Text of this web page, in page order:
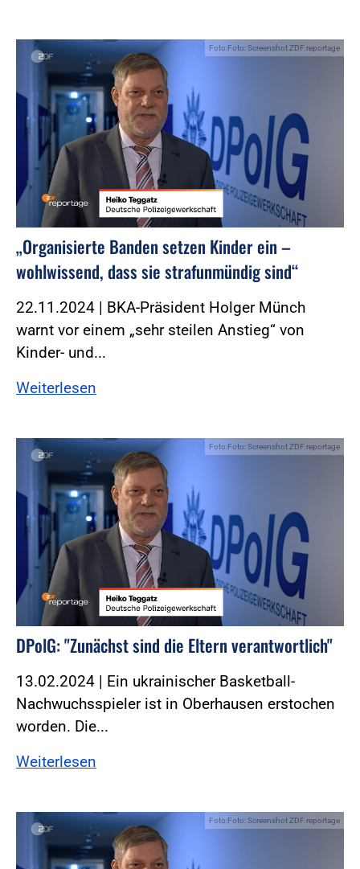
Foto:Foto: Screenshot ZDF.reportage
„Organisierte Banden setzen Kinder ein –
wohlwissend, dass sie strafunmündig sind“
22.11.2024 | BKA-Präsident Holger Münch
warnt vor einem „sehr steilen Anstieg“ von
Kinder- und...
Weiterlesen
Foto:Foto: Screenshot ZDF.reportage
DPolG: "Zunächst sind die Eltern verantwortlich"
13.02.2024 | Ein ukrainischer Basketball-
Nachwuchsspieler ist in Oberhausen erstochen
worden. Die...
Weiterlesen
Foto:Foto: Screenshot ZDF.reportage